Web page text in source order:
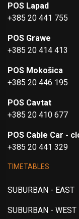
POS Lapad
+385 20 441 755
POS Grawe
+385 20 414 413
POS Mokošica
+385 20 446 195
POS Cavtat
+385 20 410 677
POS Cable Car -
+385 20 441 329
TIMETABLES
SUBURBAN - EAST
SUBURBAN - WEST